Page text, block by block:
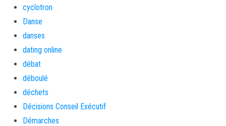
cyclotron
Danse
danses
dating online
débat
déboulé
déchets
Décisions Conseil Exécutif
Démarches